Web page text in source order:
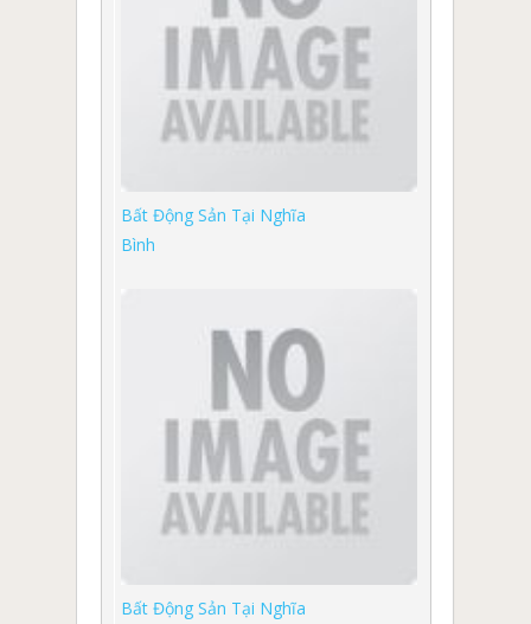
Bất Động Sản Tại Nghĩa
Bình
Bất Động Sản Tại Nghĩa